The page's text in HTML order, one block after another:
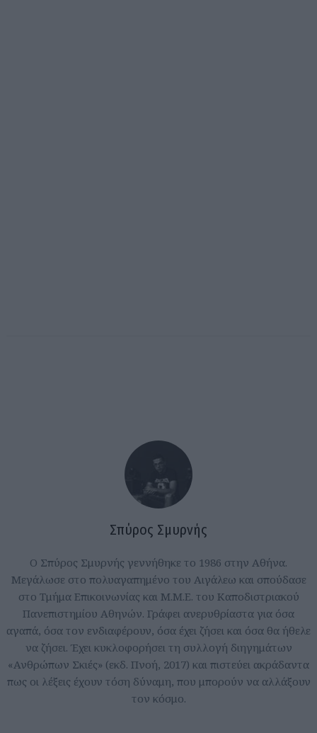
Σπύρος Σμυρνής
Ο Σπύρος Σμυρνής γεννήθηκε το 1986 στην Αθήνα.
Μεγάλωσε στο πολυαγαπημένο του Αιγάλεω και σπούδασε
στο Τμήμα Επικοινωνίας και Μ.Μ.Ε. του Καποδιστριακού
Πανεπιστημίου Αθηνών. Γράφει ανερυθρίαστα για όσα
αγαπά, όσα τον ενδιαφέρουν, όσα έχει ζήσει και όσα θα ήθελε
να ζήσει. Έχει κυκλοφορήσει τη συλλογή διηγημάτων
«Ανθρώπων Σκιές» (εκδ. Πνοή, 2017) και πιστεύει ακράδαντα
πως οι λέξεις έχουν τόση δύναμη, που μπορούν να αλλάξουν
τον κόσμο.